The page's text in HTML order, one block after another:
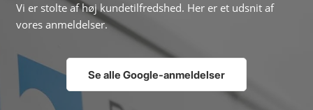
Vi er stolte af høj kundetilfredshed. Her er et udsnit af
vores anmeldelser.
Se alle Google-anmeldelser